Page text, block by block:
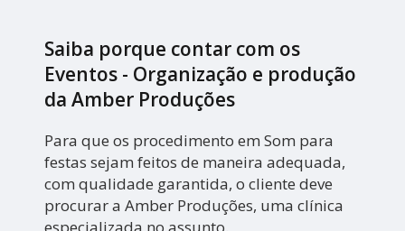
Saiba porque contar com os
Eventos - Organização e produção
da Amber Produções
Para que os procedimento em Som para
festas sejam feitos de maneira adequada,
com qualidade garantida, o cliente deve
procurar a Amber Produções, uma clínica